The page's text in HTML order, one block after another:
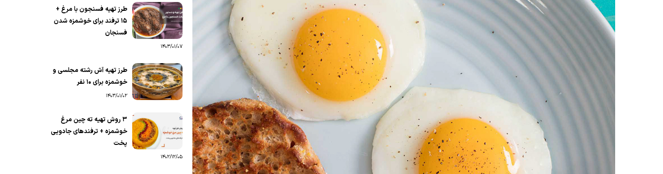
طرز تهیه فسنجون با مرغ +
15 ترفند برای خوشمزه شدن
فسنجان
1403/01/07
طرز تهیه آش رشته مجلسی و
خوشمزه برای ۱۰ نفر
1403/01/02
۳ روش تهیه ته چین مرغ
خوشمزه + ترفندهای جادویی
پخت
1402/12/05